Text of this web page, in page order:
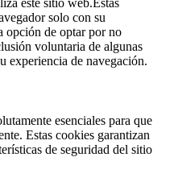
este sitio web.Estas
solo con su
opción de optar por no
voluntaria de algunas
experiencia de navegación.
esenciales para que
Estas cookies garantizan
de seguridad del sitio